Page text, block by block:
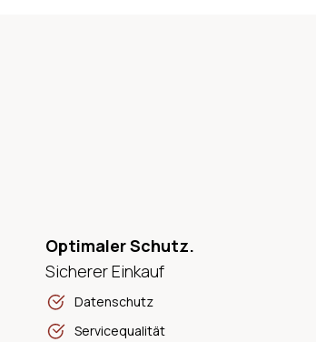
Optimaler Schutz.
Sicherer Einkauf
Datenschutz
Servicequalität